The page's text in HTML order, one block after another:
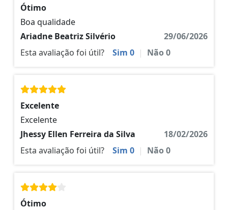
Ótimo
Boa qualidade
Ariadne Beatriz Silvério
29/06/2026
Esta avaliação foi útil?
Sim 0 | Não0
Excelente
Excelente
Jhessy Ellen Ferreira da Silva
18/02/2026
Esta avaliação foi útil?
Sim 0 | Não0
Ótimo